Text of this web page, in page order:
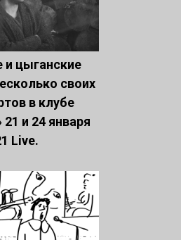
и цыганские
своих
в клубе
и 24 января
Live.